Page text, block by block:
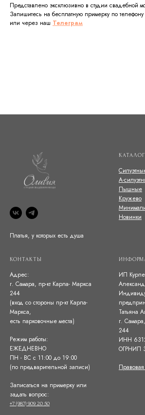
Представлено эксклюзивно в студии свадебной
Запишитесь на бесплатную примерку по телефону
или через наш Телеграм
Платья, у которых есть душа
КАТАЛОГ
А-
Пышные
Кружево
Новинки
КОНТАКТЫ
Адрес:
г. Самара, пр-кт Карла- Маркса
244
(вход со стороны пр-кт Карла-
Маркса,
есть парковочные места)
Режим работы:
ЕЖЕДНЕВНО
ПН - ВС с 11:00 до 19:00
(по предварительной записи)
Записаться на примерку или
задать вопрос:
+7 (987) 909 20 50
ИП
Татьяна
г.
244
ИНН
ОГРНИП